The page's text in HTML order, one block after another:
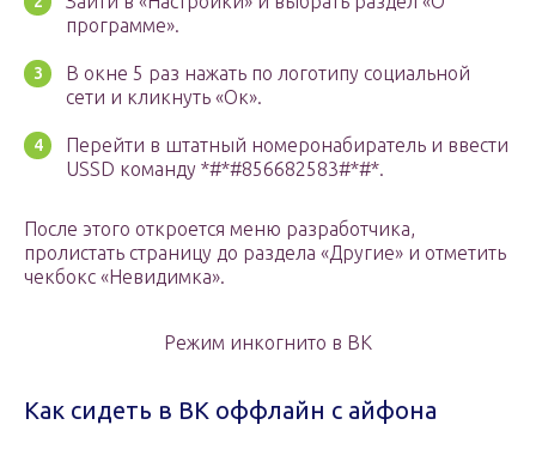
программе».
В окне 5 раз нажать по логотипу социальной
сети и кликнуть «Ок».
Перейти в штатный номеронабиратель и ввести
USSD команду *#*#856682583#*#*.
После этого откроется меню разработчика,
пролистать страницу до раздела «Другие» и отметить
чекбокс «Невидимка».
Режим инкогнито в ВК
Как сидеть в ВК оффлайн с айфона